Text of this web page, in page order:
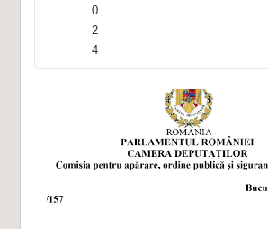
0
2
4